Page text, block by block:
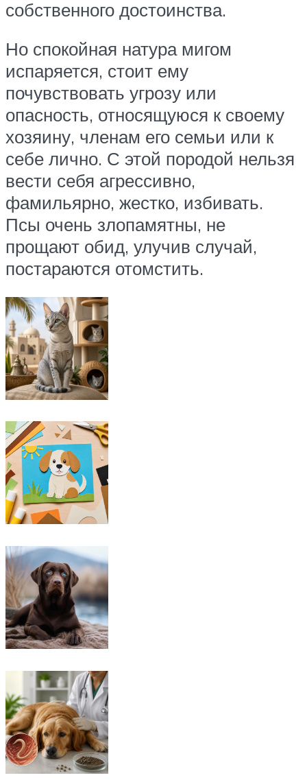
собственного достоинства.
Но спокойная натура мигом
испаряется, стоит ему
почувствовать угрозу или
опасность, относящуюся к своему
хозяину, членам его семьи или к
себе лично. С этой породой нельзя
вести себя агрессивно,
фамильярно, жестко, избивать.
Псы очень злопамятны, не
прощают обид, улучив случай,
постараются отомстить.